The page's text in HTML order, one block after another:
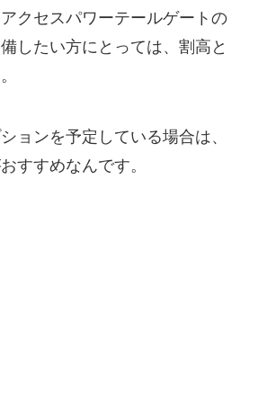
クセスパワーテールゲートの
したい方にとっては、割高と
ョンを予定している場合は、
すすめなんです。